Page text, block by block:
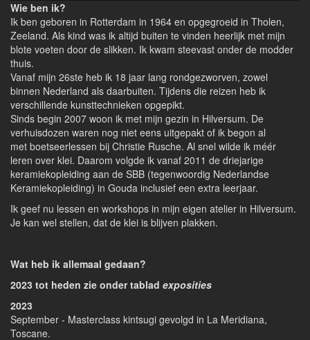
Wie ben ik?
Ik ben geboren in Rotterdam in 1964 en opgegroeid in Tholen,
Zeeland. Als kind was ik altijd buiten te vinden heerlijk met mijn
blote voeten door de slikken. Ik kwam steevast onder de modder
thuis.
Vanaf mijn 26ste heb ik 18 jaar lang rondgezworven, zowel
binnen Nederland als daarbuiten. Tijdens die reizen heb ik
verschillende kunsttechnieken opgepikt.
Sinds begin 2007 woon ik met mijn gezin in Hilversum. De
verhuisdozen waren nog niet eens uitgepakt of ik begon al
met boetseerlessen bij Christie Rusche. Al snel wilde ik méér
leren over klei. Daarom volgde ik vanaf 2011 de driejarige
keramiekopleiding aan de SBB (tegenwoordig Nederlandse
Keramiekopleiding) in Gouda inclusief een extra leerjaar.
Ik geef nu lessen en workshops in mijn eigen atelier in Hilversum.
Je kan wel stellen, dat de klei is blijven plakken.
Wat heb ik allemaal gedaan?
2023 tot heden zie onder tablad exposities
2023
September - Masterclass kintsugi gevolgd in La Meridiana,
Toscane.